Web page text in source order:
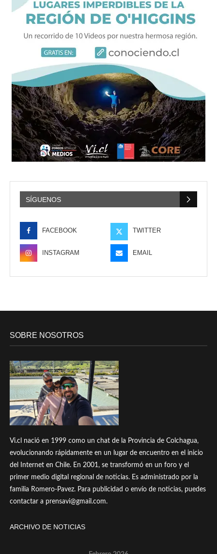
SÍGUENOS
FACEBOOK TWITTER
INSTAGRAM EMAIL
SOBRE NOSOTROS
Vi.cl nació en 1999 como un chat de la Provincia de Colchagua,
evolucionando rápidamente en un lugar de encuentro en el inicio
del Internet en Chile. En 2001, se transformó en un foro y el
primer medio digital regional de noticias. Es administrado por la
familia Romero-Pavez. Para publicidad o envío de noticias, puedes
contactar a prensavi@gmail.com.
ARCHIVO DE NOTICIAS